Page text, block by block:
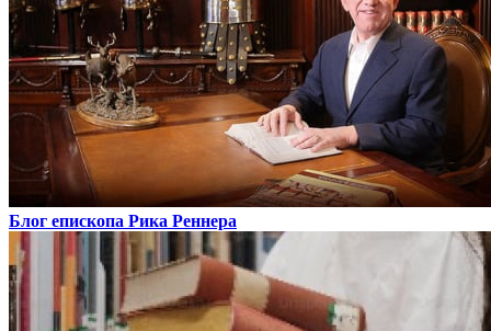
Блог епископа Рика Реннера